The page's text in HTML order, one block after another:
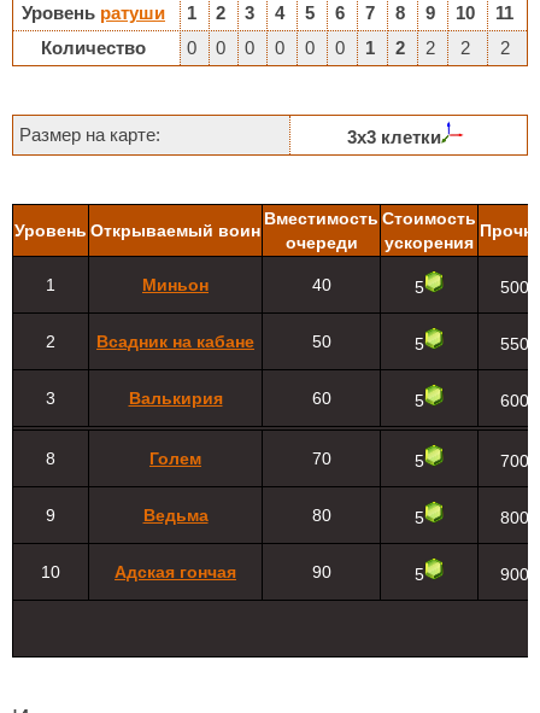
Уровень ратуши 1 2 3 4 5 6 7 8 9 10
11
Количество
0 0 0 0 0 0 1 2 2 2 2
Размер на карте: 3х3 клетки
Уровень Открываемый воин
Вместимость
очереди
Стоимость
ускорения
1 Миньон 40 5 500
2 Всадник на кабане 50 5 550
3 Валькирия 60 5 600
8 Голем 70 5 700
9 Ведьма 80 5 800
10 Адская гончая 90 5 900